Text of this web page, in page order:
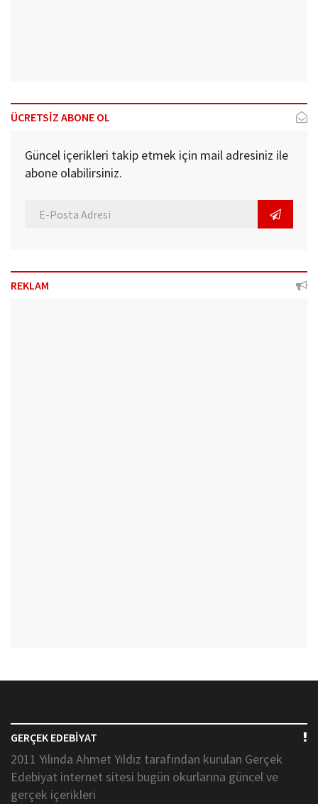
ÜCRETSİZ ABONE OL
Güncel içerikleri takip etmek için mail adresiniz ile
abone olabilirsiniz.
REKLAM
GERÇEK EDEBİYAT
2011 Yılında Ahmet Yıldız tarafından kurulan Gerçek
Edebiyat internet sitesi bugün okurlarına güncel ve
gerçek içerikleri